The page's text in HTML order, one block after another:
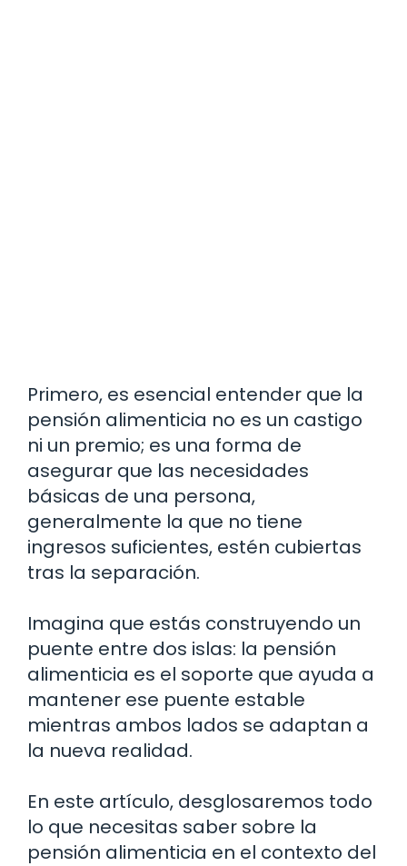
Primero, es esencial entender que la
pensión alimenticia no es un castigo
ni un premio; es una forma de
asegurar que las necesidades
básicas de una persona,
generalmente la que no tiene
ingresos suficientes, estén cubiertas
tras la separación.
Imagina que estás construyendo un
puente entre dos islas: la pensión
alimenticia es el soporte que ayuda a
mantener ese puente estable
mientras ambos lados se adaptan a
la nueva realidad.
En este artículo, desglosaremos todo
lo que necesitas saber sobre la
pensión alimenticia en el contexto del